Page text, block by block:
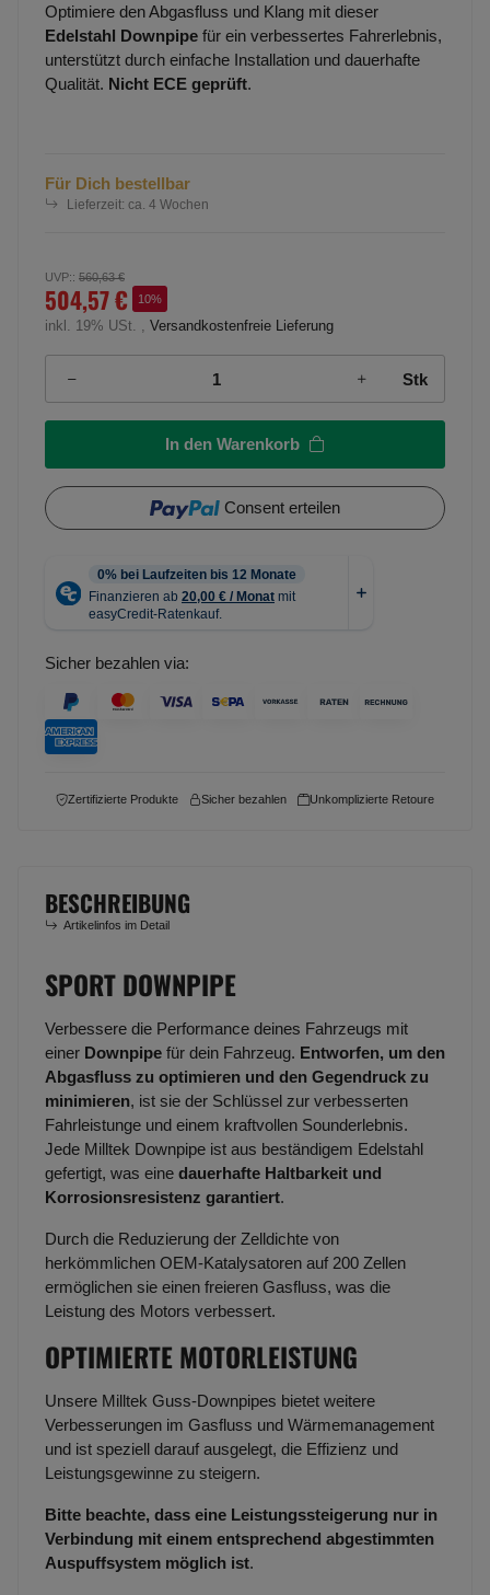
Optimiere den Abgasfluss und Klang mit dieser
Edelstahl Downpipe für ein verbessertes Fahrerlebnis,
unterstützt durch einfache Installation und dauerhafte
Qualität. Nicht ECE geprüft.
Für Dich bestellbar
Lieferzeit: ca. 4 Wochen
UVP:: 560,63 €
504,57 € 10%
inkl. 19% USt. , Versandkostenfreie Lieferung
Stk
In den Warenkorb
Consent erteilen
Sicher bezahlen via:
Zertifizierte Produkte Sicher bezahlen Unkomplizierte Retoure
BESCHREIBUNG
Artikelinfos im Detail
SPORT DOWNPIPE
Verbessere die Performance deines Fahrzeugs mit
einer Downpipe für dein Fahrzeug. Entworfen, um den
Abgasfluss zu optimieren und den Gegendruck zu
minimieren, ist sie der Schlüssel zur verbesserten
Fahrleistunge und einem kraftvollen Sounderlebnis.
Jede Milltek Downpipe ist aus beständigem Edelstahl
gefertigt, was eine dauerhafte Haltbarkeit und
Korrosionsresistenz garantiert.
Durch die Reduzierung der Zelldichte von
herkömmlichen OEM-Katalysatoren auf 200 Zellen
ermöglichen sie einen freieren Gasfluss, was die
Leistung des Motors verbessert.
OPTIMIERTE MOTORLEISTUNG
Unsere Milltek Guss-Downpipes bietet weitere
Verbesserungen im Gasfluss und Wärmemanagement
und ist speziell darauf ausgelegt, die Effizienz und
Leistungsgewinne zu steigern.
Bitte beachte, dass eine Leistungssteigerung nur in
Verbindung mit einem entsprechend abgestimmten
Auspuffsystem möglich ist.